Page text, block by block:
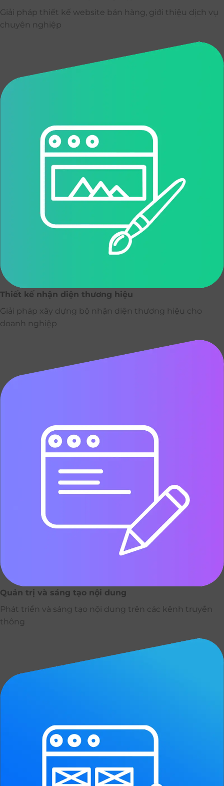
Giải pháp thiết kế website bán hàng, giới thiệu dịch vụ
chuyên nghiệp
Thiết kế nhận diện thương hiệu
Giải pháp xây dựng bộ nhận diện thương hiệu cho
doanh nghiệp
Quản trị và sáng tạo nội dung
Phát triển và sáng tạo nội dung trên các kênh truyền
thông